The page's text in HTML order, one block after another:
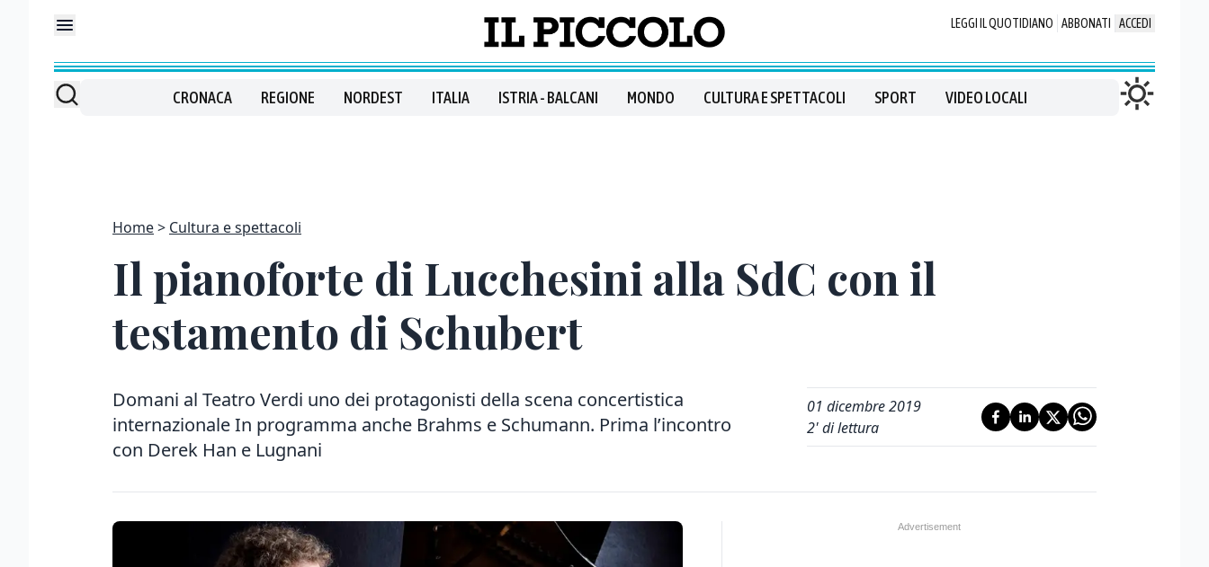
LEGGI IL QUOTIDIANO ABBONATI ACCEDI
CRONACA REGIONE NORDEST ITALIA ISTRIA - BALCANI MONDO CULTURA E SPETTACOLI SPORT VIDEO LOCALI
Home Cultura e spettacoli
Il pianoforte di Lucchesini alla SdC con il
testamento di Schubert
Domani al Teatro Verdi uno dei protagonisti della scena concertistica
internazionale In programma anche Brahms e Schumann. Prima l’incontro
con Derek Han e Lugnani
01 dicembre 2019
2' di lettura